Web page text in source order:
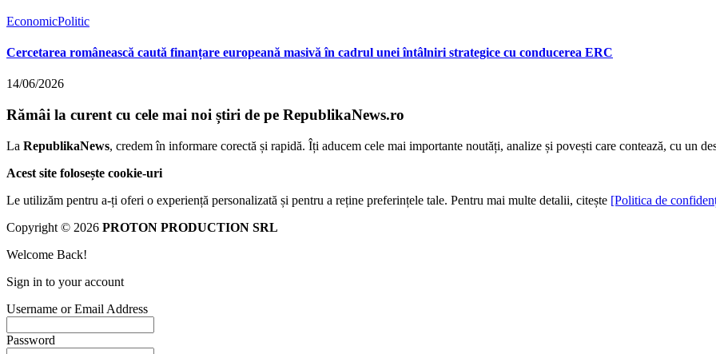
EconomicPolitic
Cercetarea românească caută finanțare europeană masivă în cadrul unei întâlniri strategice cu conducerea ERC
14/06/2026
Rămâi la curent cu cele mai noi știri de pe RepublikaNews.ro
La RepublikaNews, credem în informare corectă și rapidă. Îți aducem cele mai importante noutăți, analize și povești care contează, cu un
Acest site folosește cookie-uri
Le utilizăm pentru a-ți oferi o experiență personalizată și pentru a reține preferințele tale. Pentru mai multe detalii, citește [Politica de
Copyright © 2026 PROTON PRODUCTION SRL
Welcome Back!
Sign in to your account
Username or Email Address
Password